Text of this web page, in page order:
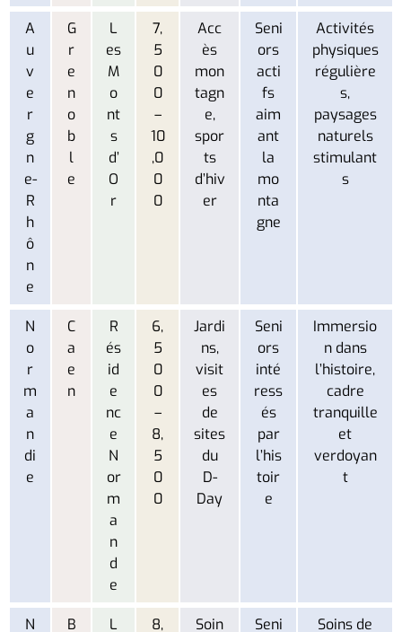
A
u
v
e
r
g
n
e-
R
h
ô
n
e
G
r
e
n
o
b
l
e
L
es
M
o
nt
s
d’
O
r
7,
5
0
0
–
10
,0
0
0
Acc
ès
mon
tagn
e,
spor
ts
d’hiv
er
Seni
ors
acti
fs
aim
ant
la
mo
nta
gne
Activités
physiques
régulière
s,
paysages
naturels
stimulant
s
N
o
r
m
a
n
di
e
C
a
e
n
R
és
id
e
nc
e
N
or
m
a
n
d
e
6,
5
0
0
–
8,
5
0
0
Jardi
ns,
visit
es
de
sites
du
D-
Day
Seni
ors
inté
ress
és
par
l’his
toir
e
Immersio
n dans
l’histoire,
cadre
tranquille
et
verdoyan
t
N
B
L
8,
Soin
Seni
Soins de